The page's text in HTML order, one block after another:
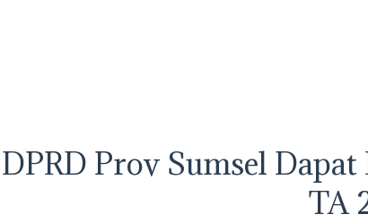
Prov Sumsel
TA